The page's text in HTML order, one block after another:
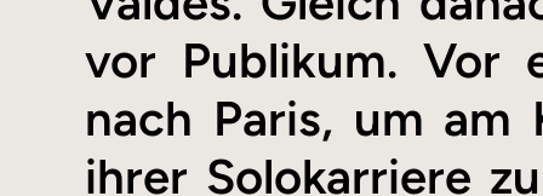
vor Publikum. Vor
nach Paris, um am
ihrer Solokarriere